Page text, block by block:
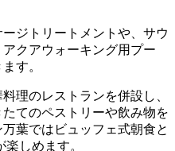
ジトリートメントや、サウ
クアウォーキング用プー
す。
理のレストランを併設し、
てのペストリーや飲み物を
葉ではビュッフェ式朝食と
しめます。